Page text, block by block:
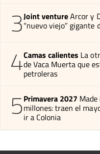
3Joint ventureArcor y
“nuevo viejo”
4Camas calientes La
de Vaca Muerta que
petroleras
5Primavera 2027
millones: traen el
ir a Colonia